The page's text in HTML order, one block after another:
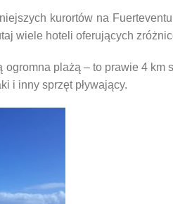
kurortów na
wiele hoteli oferujących
ogromna plażą – to prawie 4
i inny sprzęt pływający.